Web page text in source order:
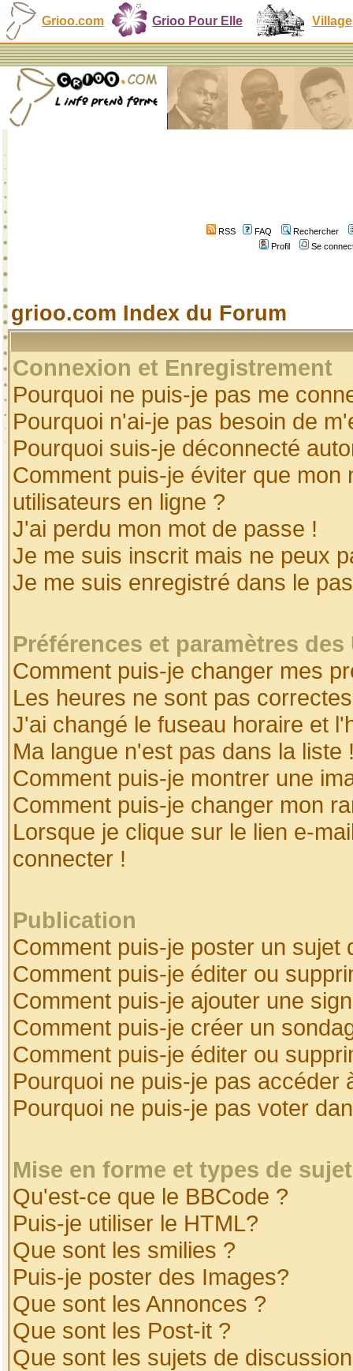
Grioo.com Grioo Pour Elle Village
RSS FAQ
Rechercher
Profil
Se
grioo.com Index du Forum
Connexion et Enregistrement
Pourquoi ne puis-je pas me
Pourquoi n'ai-je pas besoin de
Pourquoi suis-je déconnecté
Comment puis-je éviter que
utilisateurs en ligne ?
J'ai perdu mon mot de passe !
Je me suis inscrit mais ne peux
Je me suis enregistré dans le
Préférences et paramètres
Comment puis-je changer mes
Les heures ne sont pas
J'ai changé le fuseau horaire et
Ma langue n'est pas dans la liste
Comment puis-je montrer une
Comment puis-je changer mon
Lorsque je clique sur le lien e-
connecter !
Publication
Comment puis-je poster un sujet
Comment puis-je éditer ou
Comment puis-je ajouter une
Comment puis-je créer un
Comment puis-je éditer ou
Pourquoi ne puis-je pas accéder
Pourquoi ne puis-je pas voter
Mise en forme et types de
Qu'est-ce que le BBCode ?
Puis-je utiliser le HTML?
Que sont les smilies ?
Puis-je poster des Images?
Que sont les Annonces ?
Que sont les Post-it ?
Que sont les sujets de